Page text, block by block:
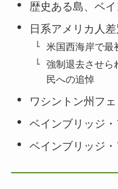
歴史ある島、ベ
日系アメリカ人
米国西海岸で最
強制退去させら
民への追悼
ワシントン州フ
ベインブリッジ
ベインブリッジ